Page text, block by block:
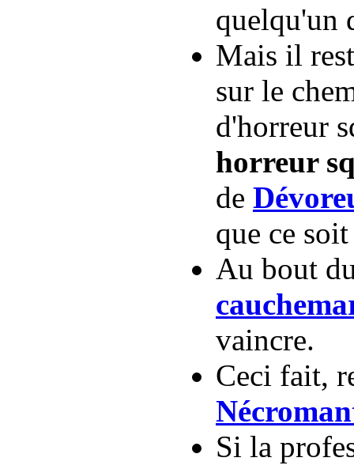
quelqu'un
Mais il
sur le
d'horreur
horreur
de
que ce
Au bout
vaincre.
Ceci fait,
Si la